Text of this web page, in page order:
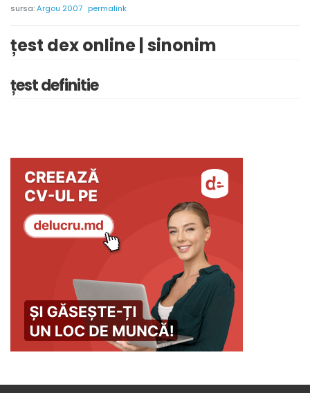
sursa:Argou 2007 permalink
țest dex online | sinonim
țest definitie